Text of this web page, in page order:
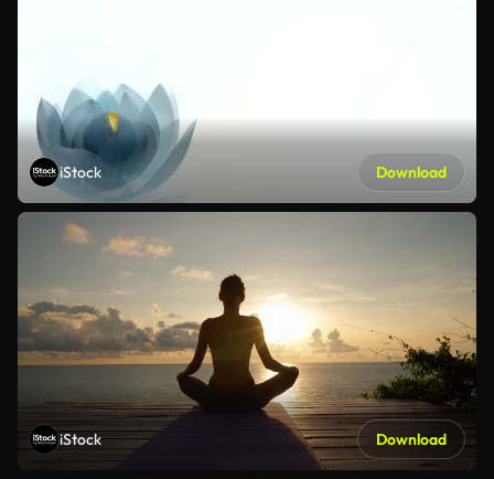
iStock Download
iStock Download